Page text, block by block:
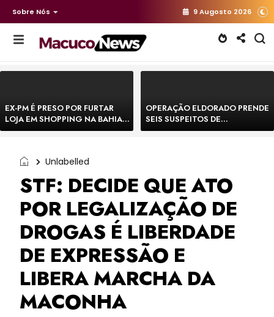
Sobre Nós 9 Augosto 2026
EX-PM É PRESO POR FURTAR
LOJA EM SHOPPING NA BAHIA E
ESCAPA CORRENDO DE
OPERAÇÃO ELDORADO PRENDE
SEIS SUSPEITOS DE
MOVIMENTAR R$ 25 MILHÕES
Unlabelled
STF: DECIDE QUE ATO
POR LEGALIZAÇÃO DE
DROGAS É LIBERDADE
DE EXPRESSÃO E
LIBERA MARCHA DA
MACONHA